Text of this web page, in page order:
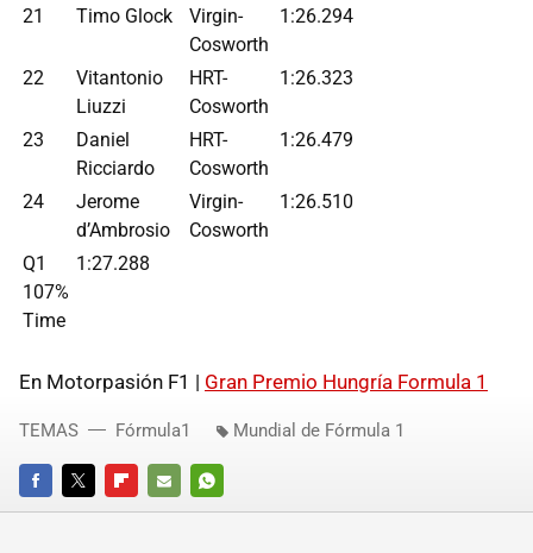
21 Timo Glock
Virgin-
Cosworth
1:26.294
22
Vitantonio
Liuzzi
HRT-
Cosworth
1:26.323
23
Daniel
Ricciardo
HRT-
Cosworth
1:26.479
24
Jerome
d’Ambrosio
Virgin-
Cosworth
1:26.510
Q1
107%
Time
1:27.288
En Motorpasión F1 | Gran Premio Hungría Formula 1
FACEBOOKTWITTERFLIPBOARD
E-
WHATSAPP
TEMAS Fórmula1 Mundial de Fórmula 1